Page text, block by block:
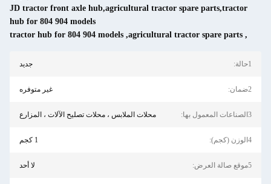
JD tractor front axle hub,agricultural tractor spare parts,tractor
hub for 804 904 models
,
agricultural tractor spare parts
,
tractor hub for 804 904 models
1حالة: جديد
2ضمان: غير متوفره
3الصناعات المعمول بها: محلات الملابس ، محلات تصليح الآلات ، المزارع
4الوزن (كجم): 1 كجم
5موقع صالة العرض: لا أحد